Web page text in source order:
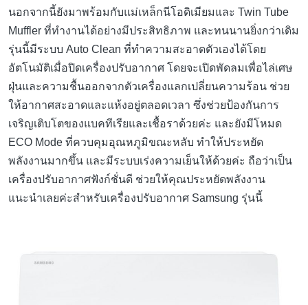
นอกจากนี้ยังมาพร้อมกับแม่เหล็กนีโอดิเมียมและ Twin Tube
Muffler ที่ทำงานได้อย่างมีประสิทธิภาพ และทนนานยิ่งกว่าเดิม
รุ่นนี้มีระบบ Auto Clean ที่ทำความสะอาดตัวเองได้โดย
อัตโนมัติเมื่อปิดเครื่องปรับอากาศ โดยจะเปิดพัดลมเพื่อไล่เศษ
ฝุ่นและความชื้นออกจากตัวเครื่องแลกเปลี่ยนความร้อน ช่วย
ให้อากาศสะอาดและแห้งอยู่ตลอดเวลา ซึ่งช่วยป้องกันการ
เจริญเติบโตของแบคทีเรียและเชื้อราด้วยค่ะ และยังมีโหมด
ECO Mode ที่ควบคุมอุณหภูมิขณะหลับ ทำให้ประหยัด
พลังงานมากขึ้น และมีระบบเร่งความเย็นให้ด้วยค่ะ ถือว่าเป็น
เครื่องปรับอากาศฟังก์ชั่นดี ช่วยให้คุณประหยัดพลังงาน
แนะนำเลยค่ะสำหรับเครื่องปรับอากาศ Samsung รุ่นนี้